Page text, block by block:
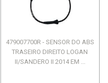
479007700R - SENSOR DO ABS
TRASEIRO DIREITO LOGAN
II/SANDERO II 2014 EM ...